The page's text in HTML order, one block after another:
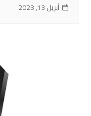
أبريل 13, 2023